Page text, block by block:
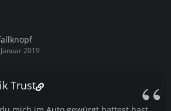
2019
Trust